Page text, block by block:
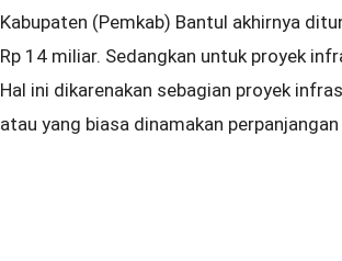
Kabupaten (Pemkab) Bantul akhirnya
Rp 14 miliar. Sedangkan untuk proyek
Hal ini dikarenakan sebagian proyek
atau yang biasa dinamakan